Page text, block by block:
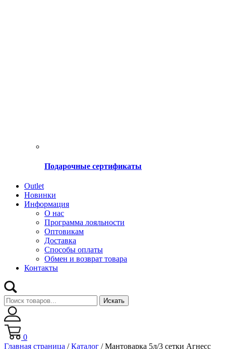
Подарочные сертификаты
Оutlet
Новинки
Информация
О нас
Программа лояльности
Оптовикам
Доставка
Способы оплаты
Обмен и возврат товара
Контакты
Искать
0
Главная страница /Каталог /Мантоварка 5л/3 сетки Агнесс